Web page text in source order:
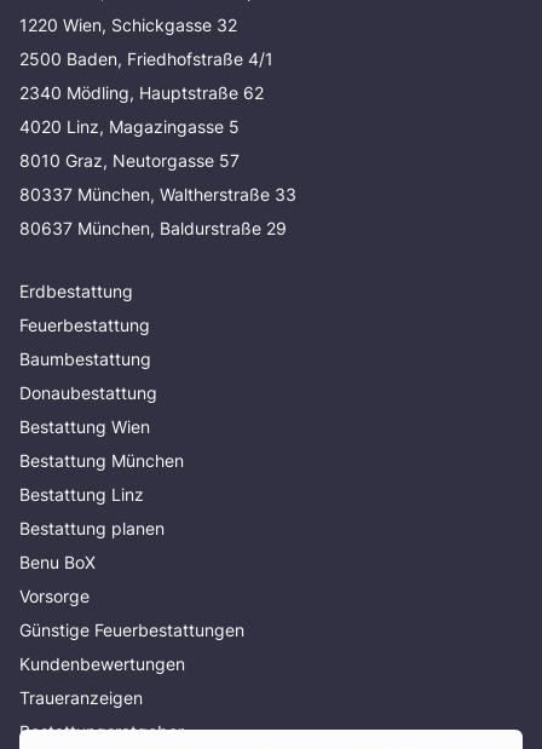
1220 Wien, Schickgasse 32
2500 Baden, Friedhofstraße 4/1
2340 Mödling, Hauptstraße 62
4020 Linz, Magazingasse 5
8010 Graz, Neutorgasse 57
80337 München, Waltherstraße 33
80637 München, Baldurstraße 29
Erdbestattung
Feuerbestattung
Baumbestattung
Donaubestattung
Bestattung Wien
Bestattung München
Bestattung Linz
Bestattung planen
Benu BoX
Vorsorge
Günstige Feuerbestattungen
Kundenbewertungen
Traueranzeigen
Bestattungsratgeber